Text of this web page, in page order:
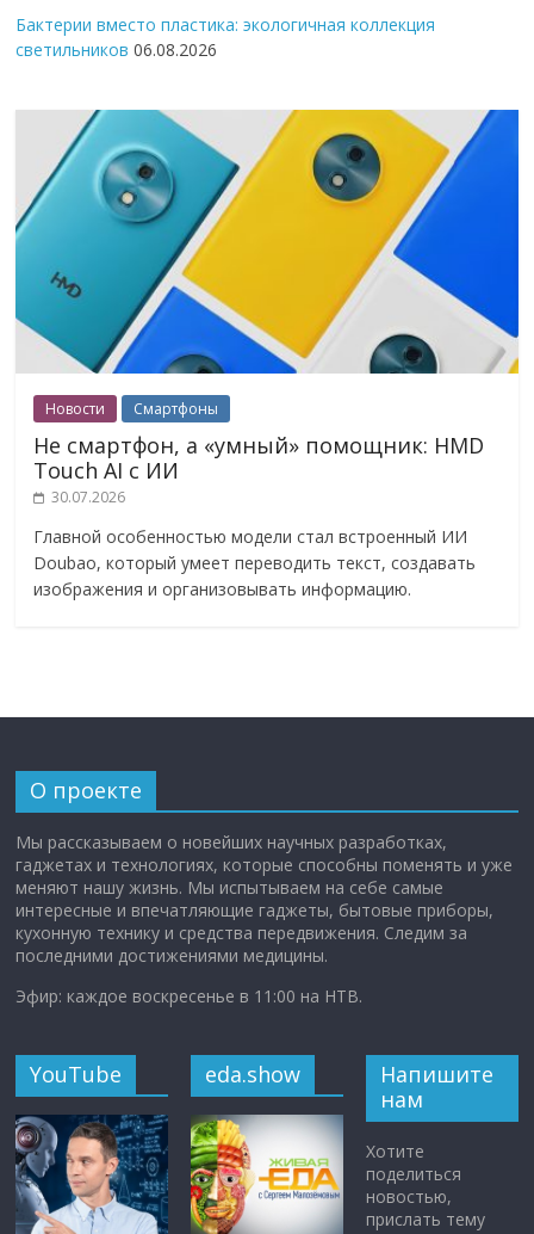
Бактерии вместо пластика: экологичная коллекция
светильников 06.08.2026
Новости Смартфоны
Не смартфон, а «умный» помощник: HMD
Touch AI с ИИ
30.07.2026
Главной особенностью модели стал встроенный ИИ
Doubao, который умеет переводить текст, создавать
изображения и организовывать информацию.
О проекте
Мы рассказываем о новейших научных разработках,
гаджетах и технологиях, которые способны поменять и уже
меняют нашу жизнь. Мы испытываем на себе самые
интересные и впечатляющие гаджеты, бытовые приборы,
кухонную технику и средства передвижения. Следим за
последними достижениями медицины.
Эфир: каждое воскресенье в 11:00 на НТВ.
YouTube eda.show
Напишите
нам
Хотите
поделиться
новостью,
прислать тему